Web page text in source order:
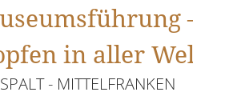
–
in aller Welt
SPALT - MITTELFRANKEN